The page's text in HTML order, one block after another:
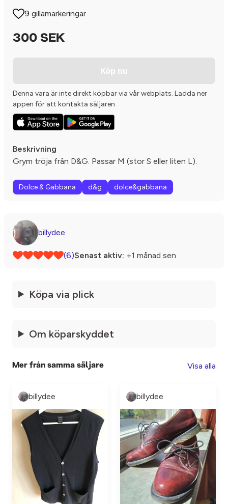
9 gillamarkeringar
300 SEK
Köp nu
Denna vara är inte direkt köpbar via vår webplats. Ladda ner
appen för att kontakta säljaren
Beskrivning
Grym tröja från D&G. Passar M (stor S eller liten L).
Dolce & Gabbana d&g dolce&gabbana
billydee
(6)Senast aktiv: +1 månad sen
Köpa via plick
Om köparskyddet
Mer från samma säljare Visa alla
billydee billydee